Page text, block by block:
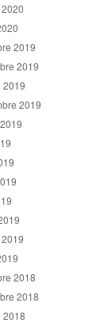
2019
2019
2019
2019
2018
2018
2018